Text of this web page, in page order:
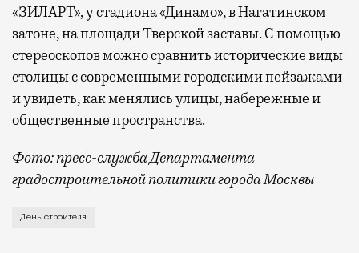
«ЗИЛАРТ», у стадиона «Динамо», в Нагатинском
затоне, на площади Тверской заставы. С помощью
стереоскопов можно сравнить исторические виды
столицы с современными городскими пейзажами
и увидеть, как менялись улицы, набережные и
общественные пространства.
Фото: пресс-служба Департамента
градостроительной политики города Москвы
В этом году профессиональный праздник День
День строителя